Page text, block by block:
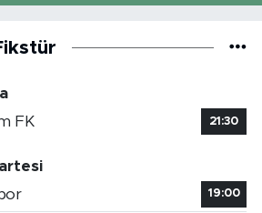
FK
21:30
19:00